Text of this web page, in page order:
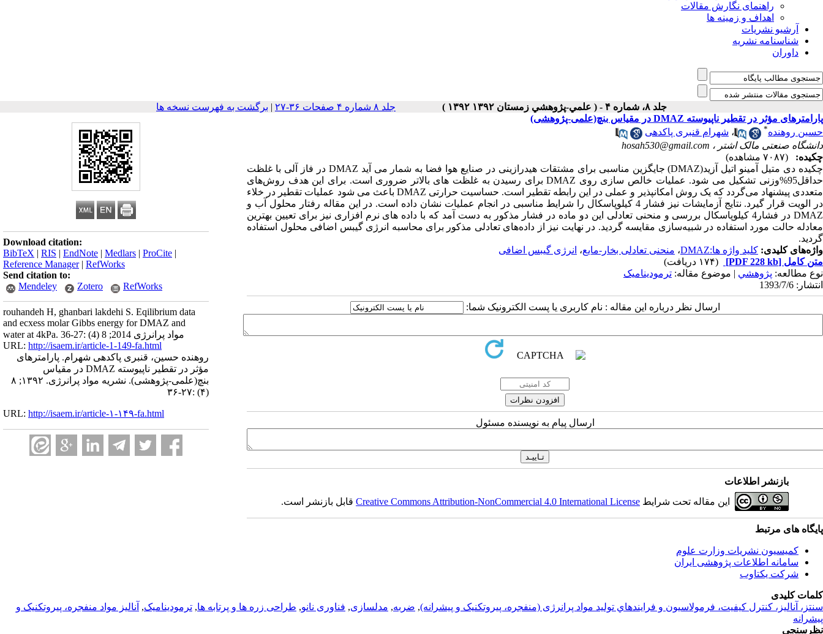
راهنمای نگارش مقالات
اهداف و زمینه ها
آرشیو نشریات
شناسنامه نشریه
داوران
جلد ۸، شماره ۴ - ( علمي-پژوهشي زمستان ۱۳۹۲ ۱۳۹۲ ) جلد ۸ شماره ۴ صفحات ۳۶-۲۷ | برگشت به فهرست نسخه ها
Download citation:
BibTeX | RIS | EndNote | Medlars | ProCite |
Reference Manager| RefWorks
Send citation to:
Mendeley
Zotero RefWorks
rouhandeh H, ghanbari lakdehi S. Eqilibrium data
and ecxess molar Gibbs energy for DMAZ and
water at 4kPa. مواد پرانرژی 2014; 8 (4) :27-36
URL: http://isaem.ir/article-1-149-fa.html
روهنده حسین، قنبری پاکدهی شهرام. پارامترهای
مؤثر در تقطیر ناپیوسته DMAZ در مقیاس
بنچ(علمی-پژوهشی). نشریه مواد پرانرژی. ۱۳۹۲; ۸
(۴) :۲۷-۳۶
URL: http://isaem.ir/article-۱-۱۴۹-fa.html
پارامترهای مؤثر در تقطیر ناپیوسته DMAZ در مقیاس بنچ(علمی-پژوهشی)
حسین روهنده* ، شهرام قنبری پاکدهی
دانشگاه صنعتی مالک اشتر ، hosah530@gmail.com
چکیده:
(۷۰۸۷ مشاهده)
چکیده دی متیل آمینو اتیل آزید(DMAZ) جایگزین مناسبی برای مشتقات هیدرازینی در صنایع هوا فضا به شمار می آید DMAZ در فاز آلی با غلظت
حداقل95%وزنی تشکیل می شود. عملیات خالص سازی روی DMAZ برای رسیدن به غلظت های بالاتر ضروری است. برای این هدف روش‌های
متعددی پیشنهاد می‌گردد که یک روش امکانپذیر و عملی در این رابطه تقطیر است. حساسیت حرارتی DMAZ باعث می شود عملیات تقطیر در خلاء
در الویت قرار گیرد. نتایج آزمایشات نیز فشار 4 کیلوپاسکال را شرایط مناسبی در انجام عملیات نشان داده است. در این مقاله رفتار محلول آب و
DMAZ در فشار4 کیلوپاسکال بررسی و منحنی تعادلی این دو ماده در فشار مذکور به دست آمد که با داده های نرم افزاری نیز برای تعیین بهترین
معادله حالت مورد استفاده در شبیه‌سازی مقایسه گردید. در نهایت نیز از داده‌های تعادلی مذکور برای محاسبه انرژی گیبس اضافی محلول استفاده
گردید.
واژه‌های کلیدی: کلید واژه ها:DMAZ ، منحنی تعادلی بخار-مایع، انرژی گیبس اضافی
متن کامل [PDF 228 kb]
(۱۷۴ دریافت)
نوع مطالعه: پژوهشي | موضوع مقاله: ترمودینامیک
انتشار: 1393/7/6
ارسال نظر درباره این مقاله : نام کاربری یا پست الکترونیک شما:
ارسال پیام به نویسنده مسئول
بازنشر اطلاعات
این مقاله تحت شرایط Creative Commons Attribution-NonCommercial 4.0 International Licenseقابل بازنشر است.
پایگاه های مرتبط
کمیسیون نشریات وزارت علوم
سامانه اطلاعات پژوهشی ایران
شرکت یکتاوب
کلمات کلیدی
سنتز، آناليز، کنترل کيفيت، فرمولاسيون و فرايندهاي توليد مواد پرانرژی (منفجره، پيروتکنيک و پيشرانه), ضربه, مدلسازی, فناوری نانو, طراحی زره ها و پرتابه ها, ترمودینامیک, آناليز مواد منفجره، پیروتکنیک و
پیشرانه
نظرسنجی